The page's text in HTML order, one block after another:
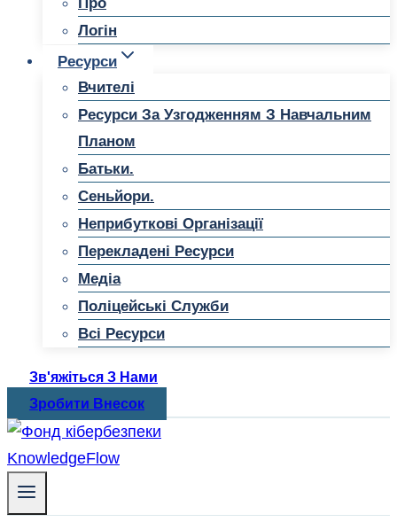
Логін
Ресурси
Вчителі
Ресурси За Узгодженням З Навчальним
Планом
Батьки.
Сеньйори.
Неприбуткові Організації
Перекладені Ресурси
Медіа
Поліцейські Служби
Всі Ресурси
Зв'яжіться З Нами
Зробити Внесок